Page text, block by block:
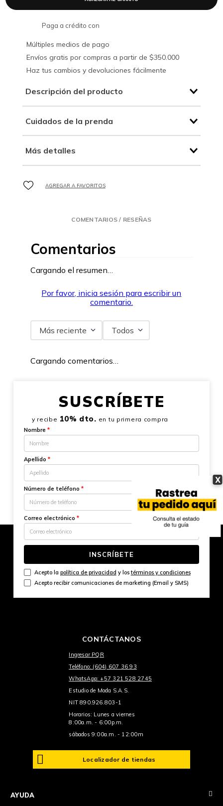
X
Paga a crédito con
Múltiples medios de pago
Envíos gratis por compras a partir de $350.000
Haz tus cambios y devoluciones fácilmente
Descripción del producto
Cuidados de la prenda
Más detalles
COMENTARIOS / RESEÑAS
Comentarios
Cargando el resumen…
Por favor, inicia sesión para escribir un
comentario.
Más reciente Todos
Cargando comentarios…
SUSCRÍBETE
y recibe 10% dto. en tu primera compra
Nombre *
Apellido *
Número de teléfono *
Correo electrónico *
INSCRÍBETE
Acepto la política de privacidad y lostérminos y condiciones
Acepto recibir comunicaciones de marketing (Email y SMS)
CONTÁCTANOS
Ingresar PQR
Teléfono: (604) 607 36 93
WhatsApp: +57 321 528 2745
Estudio de Moda S.A.S.
NIT 890.926.803-1
Horarios: Lunes a viernes
8:00a.m. - 6:00p.m.
sábados 9:00a.m. - 12:00m
Localizador de tiendas
AYUDA +